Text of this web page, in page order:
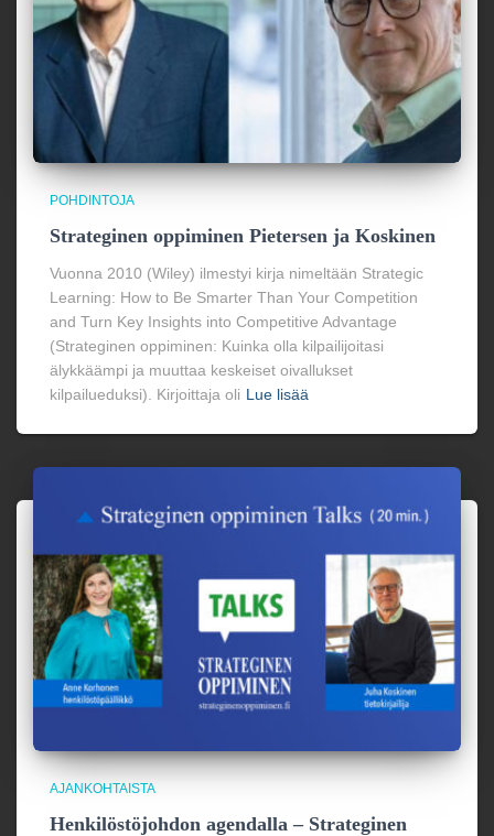
POHDINTOJA
Strateginen oppiminen Pietersen ja Koskinen
Vuonna 2010 (Wiley) ilmestyi kirja nimeltään Strategic
Learning: How to Be Smarter Than Your Competition
and Turn Key Insights into Competitive Advantage
(Strateginen oppiminen: Kuinka olla kilpailijoitasi
älykkäämpi ja muuttaa keskeiset oivallukset
kilpailueduksi). Kirjoittaja oli Lue lisää
AJANKOHTAISTA
Henkilöstöjohdon agendalla – Strateginen